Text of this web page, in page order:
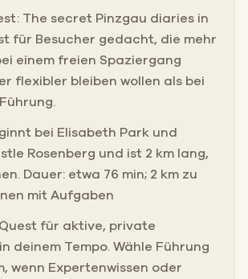
The secret Pinzgau diaries in
für Besucher gedacht, die mehr
einem freien Spaziergang
flexibler bleiben wollen als bei
bei Elisabeth Park und
Rosenberg und ist 2 km lang,
Dauer: etwa 76 min; 2 km zu
mit Aufgaben
für aktive, private
deinem Tempo. Wähle Führung
wenn Expertenwissen oder